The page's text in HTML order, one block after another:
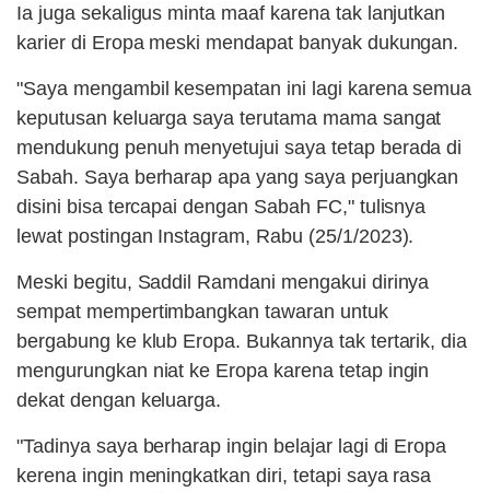
Ia juga sekaligus minta maaf karena tak lanjutkan
karier di Eropa meski mendapat banyak dukungan.
"Saya mengambil kesempatan ini lagi karena semua
keputusan keluarga saya terutama mama sangat
mendukung penuh menyetujui saya tetap berada di
Sabah. Saya berharap apa yang saya perjuangkan
disini bisa tercapai dengan Sabah FC," tulisnya
lewat postingan Instagram, Rabu (25/1/2023).
Meski begitu, Saddil Ramdani mengakui dirinya
sempat mempertimbangkan tawaran untuk
bergabung ke klub Eropa. Bukannya tak tertarik, dia
mengurungkan niat ke Eropa karena tetap ingin
dekat dengan keluarga.
"Tadinya saya berharap ingin belajar lagi di Eropa
kerena ingin meningkatkan diri, tetapi saya rasa